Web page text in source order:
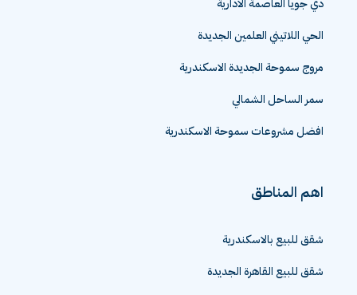
دي جويا العاصمة الادارية
الحي اللاتيني العلمين الجديدة
مروج سموحة الجديدة الاسكندرية
سمر الساحل الشمالي
افضل مشروعات سموحة الاسكندرية
اهم المناطق
شقق للبيع بالاسكندرية
شقق للبيع القاهرة الجديدة